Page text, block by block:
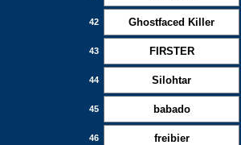
42 Ghostfaced Killer
43 FIRSTER
44 Silohtar
45 babado
46 freibier